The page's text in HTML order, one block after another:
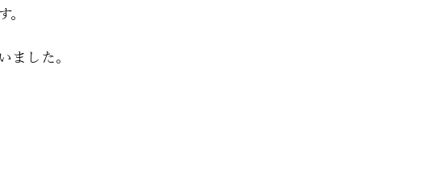
。
ました。